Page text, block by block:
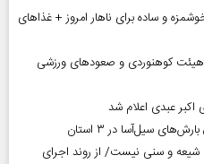
| ۲۰ پیشنهاد خوشمزه و ساده برای ناهار امروز + غذاهای
هیئت کوهنوردی و صعودهای ورزشی
عبدی اعلام شد
و سنی نیست/ از روند اجرای